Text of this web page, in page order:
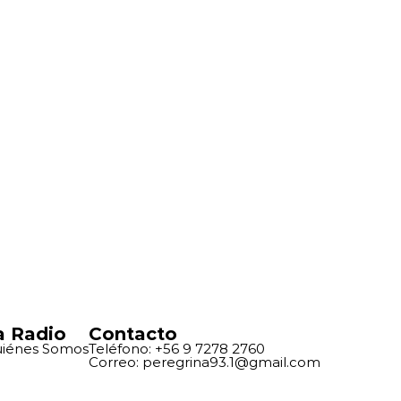
Radio
Somos
Contacto
Teléfono: +56 9 7278 2760
Correo: peregrina93.1@gmail.com